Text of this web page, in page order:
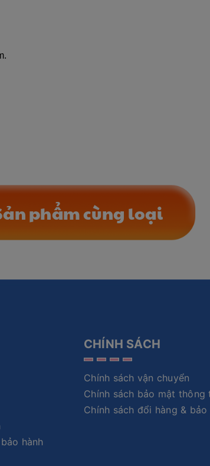
phẩm cùng loại
hành
CHÍNH SÁCH
Chính sách vận chuyển
Chính sách bảo mật thông
Chính sách đổi hàng & bảo